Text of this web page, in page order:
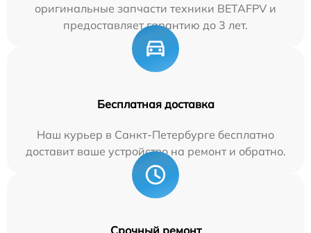
оригинальные запчасти техники BETAFPV и
предоставляет гарантию до 3 лет.
Бесплатная доставка
Наш курьер в Санкт-Петербурге бесплатно
доставит ваше устройство на ремонт и обратно.